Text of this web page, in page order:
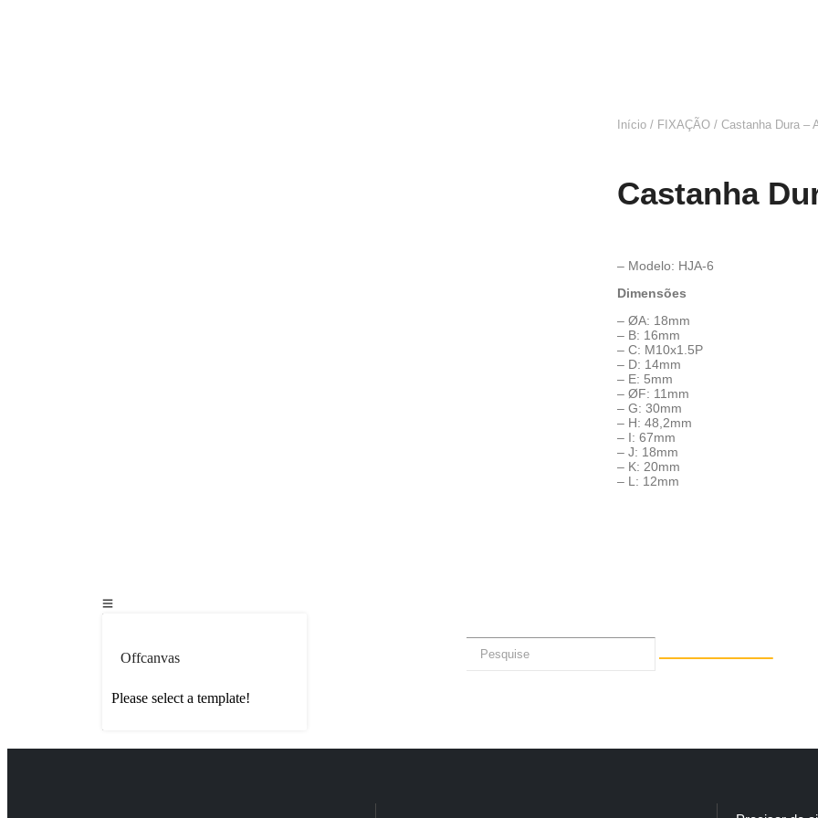
Início / FIXAÇÃO / Castanha Dura –
Castanha
– Modelo: HJA-6
Dimensões
– ØA: 18mm
– B: 16mm
– C: M10x1.5P
– D: 14mm
– E: 5mm
– ØF: 11mm
– G: 30mm
– H: 48,2mm
– I: 67mm
– J: 18mm
– K: 20mm
– L: 12mm
Offcanvas
Please select a template!